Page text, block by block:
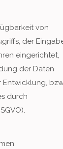
von
der
eingerichtet,
der Daten
durch